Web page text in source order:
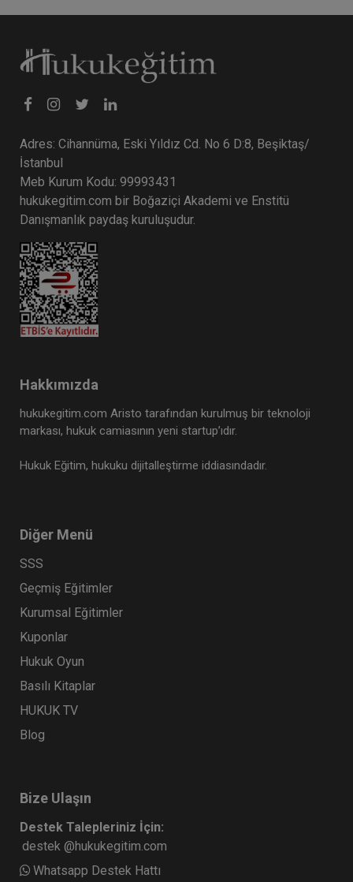
Adres: Cihannüma, Eski Yıldız Cd. No 6 D:8, Beşiktaş/
İstanbul
Meb Kurum Kodu: 99993431
hukukegitim.com bir Boğaziçi Akademi ve Enstitü
Danışmanlık paydaş kuruluşudur.
Hakkımızda
hukukegitim.com Aristo tarafından kurulmuş bir teknoloji
markası, hukuk camiasının yeni startup’ıdır.
Hukuk Eğitim, hukuku dijitalleştirme iddiasındadır.
Diğer Menü
SSS
Geçmiş Eğitimler
Kurumsal Eğitimler
Kuponlar
Hukuk Oyun
Basılı Kitaplar
HUKUK TV
Blog
Bize Ulaşın
Destek Talepleriniz İçin:
destek @hukukegitim.com
Whatsapp Destek Hattı